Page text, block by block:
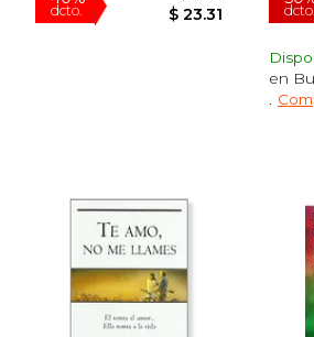
50%
dcto.
$ 33.93
en